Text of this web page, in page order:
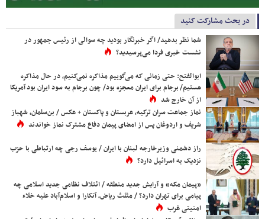
در بحث مشارکت کنید
شما نظر بدهید/ اگر خبرنگار بودید چه سوالی از رئیس جمهور در
نشست خبری فردا می‌پرسیدید؟
ابوالفتح: حتی زمانی که می‌گوییم مذاکره نمی‌کنیم، در حال مذاکره
هستیم/ برجام برای ایران معجزه بود/ چون برجام به سود ایران بود آمریکا
از آن خارج شد
نماز جماعت سران ترکیه، عربستان و پاکستان + عکس / بن‌سلمان، شهباز
شریف و اردوغان پس از امضای پیمان دفاع مشترک نماز خواندند
راز دشمنی وزیرخارجه لبنان با ایران / یوسف رجی چه ارتباطی با حزب
نزدیک به اسرائیل دارد؟
«پیمان مکه» و آرایش جدید منطقه / ائتلاف نظامی جدید اسلامی چه
پیامی برای تهران دارد؟ / مثلث ریاض، آنکارا و اسلام‌آباد علیه خلاء
امنیتی غرب